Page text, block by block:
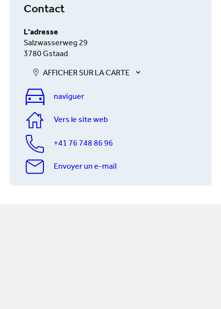
Contact
L'adresse
Salzwasserweg 29
3780 Gstaad
AFFICHER SUR LA CARTE
naviguer
Vers le site web
+41 76 748 86 96
Envoyer un e-mail